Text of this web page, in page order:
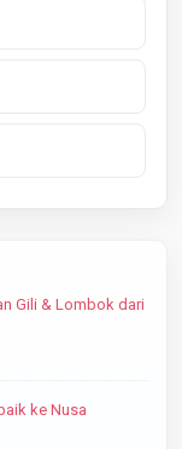
Gili & Lombok dari
ke Nusa